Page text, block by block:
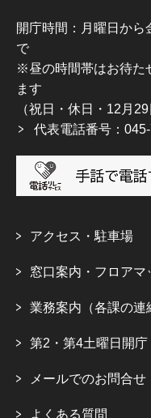
開庁時間：月曜日から
で
※昼の時間帯はお待た
ます
（祝日・休日・12月
代表電話番号：
アクセス・駐車場
窓口案内・フロアマ
業務案内（各課の連
第2・第4土曜日開庁
メールでのお問合せ
よくある質問